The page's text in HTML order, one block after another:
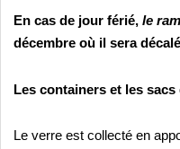
En cas de jour férié, le
décembre où il sera
Les containers et les
Le verre est collecté en